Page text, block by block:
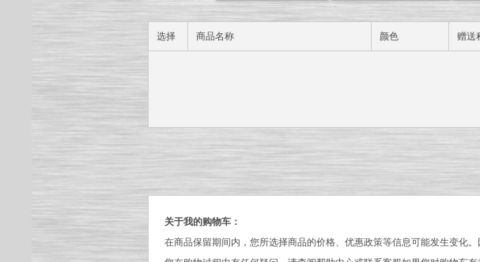
选择 商品名称 颜色 赠送
关于我的购物车：
在商品保留期间内，您所选择商品的价格、优惠政策等信息可能发生变化